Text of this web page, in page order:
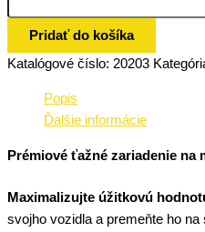
Pridať do košíka
Katalógové číslo: 20203
Popis
Ďalšie informácie
Prémiové ťažné zariadenie na
Maximalizujte úžitkovú
svojho vozidla a premeňte ho